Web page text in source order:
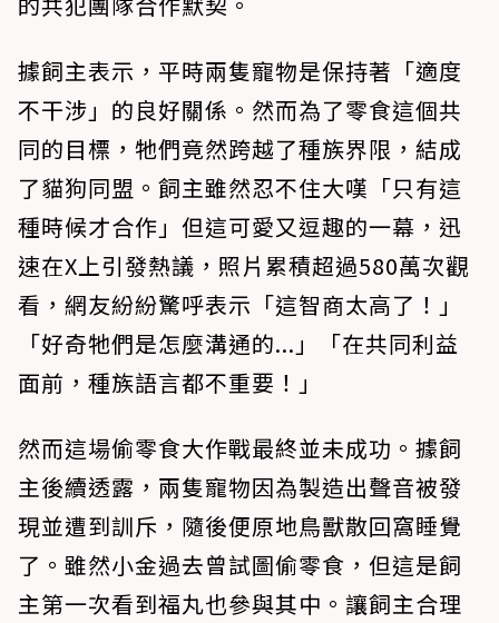
據飼主表示，平時兩隻寵物是保持著「適度
不干涉」的良好關係。然而為了零食這個共
同的目標，牠們竟然跨越了種族界限，結成
了貓狗同盟。飼主雖然忍不住大嘆「只有這
種時候才合作」但這可愛又逗趣的一幕，迅
速在X上引發熱議，照片累積超過580萬次觀
看，網友紛紛驚呼表示「這智商太高了！」
「好奇牠們是怎麼溝通的...」「在共同利益
面前，種族語言都不重要！」
然而這場偷零食大作戰最終並未成功。據飼
主後續透露，兩隻寵物因為製造出聲音被發
現並遭到訓斥，隨後便原地鳥獸散回窩睡覺
了。雖然小金過去曾試圖偷零食，但這是飼
主第一次看到福丸也參與其中。讓飼主合理